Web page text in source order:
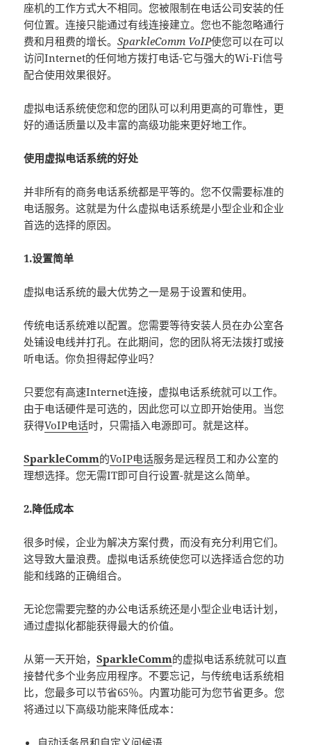
座机的工作方式大不相同。您被限制在电话公司安装的任
何位置。连接只能通过有线连接建立。您也不能忽略通行
费和月租费的增长。SparkleComm VoIP使您可以在可以
访问Internet的任何地方拨打电话-它与强大的Wi-Fi信号
配合使用效果很好。
虚拟电话系统使您和您的团队可以利用更高的可靠性，更
好的通话质量以及丰富的高级功能来更好地工作。
使用虚拟电话系统的好处
并非所有的商务电话系统都是平等的。您不仅需要标准的
电话服务。这就是为什么虚拟电话系统是小型企业和企业
首选的选择的原因。
1.设置简单
虚拟电话系统的最大优势之一是易于设置和使用。
传统电话系统难以配置。您需要等待安装人员在办公室各
处铺设电线并打孔。在此期间，您的团队将无法拨打或接
听电话。你负担得起停业吗？
只要您有高速Internet连接，虚拟电话系统就可以工作。
由于电话硬件是可选的，因此您可以立即开始使用。当您
获得VoIP电话时，只需插入电源即可。就是这样。
SparkleComm的VoIP电话服务是远程员工和办公室的
理想选择。您无需IT即可自行设置-就是这么简单。
2.降低成本
很多时候，企业为解决方案付费，而没有充分利用它们。
这导致大量浪费。虚拟电话系统使您可以选择适合您的功
能和线路的正确组合。
无论您需要完整的办公电话系统还是小型企业电话计划，
通过虚拟化都能获得最大的价值。
从第一天开始，SparkleComm的虚拟电话系统就可以直
接替代多个业务应用程序。不要忘记，与传统电话系统相
比，您最多可以节省65％。内置功能可为您节省更多。您
将通过以下高级功能来降低成本：